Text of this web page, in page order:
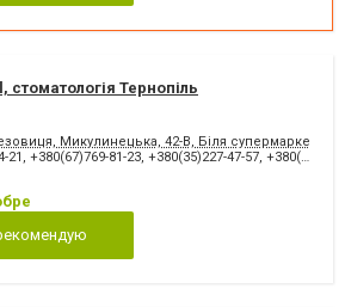
Люмініри
зубів
каналів
Лікування пародонтозу
стоматологія Тернопіль
Микулинецька, 42-В, Біля супермаркету
21 , +380(67)769-81-23, +380(35)227-47-57, +380(98)757-36-97